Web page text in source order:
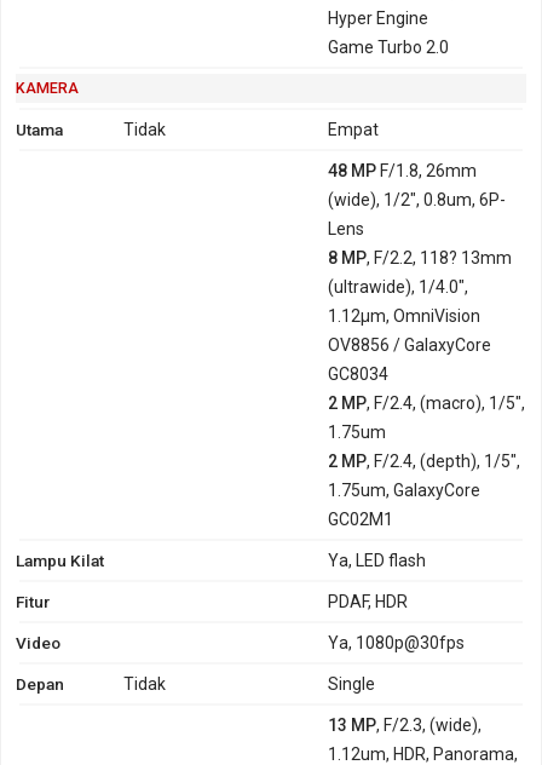
Hyper Engine
Game Turbo 2.0
KAMERA
Utama Tidak Empat
48 MPF/1.8, 26mm
(wide), 1/2", 0.8um, 6P-
Lens
8 MP, F/2.2, 118? 13mm
(ultrawide), 1/4.0",
1.12µm, OmniVision
OV8856 / GalaxyCore
GC8034
2 MP, F/2.4, (macro), 1/5",
1.75um
2 MP, F/2.4, (depth), 1/5",
1.75um, GalaxyCore
GC02M1
Lampu Kilat Ya, LED flash
Fitur PDAF, HDR
Video Ya, 1080p@30fps
Depan Tidak Single
13 MP, F/2.3, (wide),
1.12um, HDR, Panorama,